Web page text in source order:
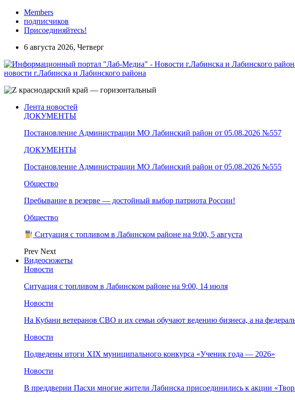
Members
подписчиков
Присоединяйтесь!
6 августа 2026, Четверг
новости г.Лабинска и Лабинского района
Лента новостей
ДОКУМЕНТЫ
Постановление Администрации МО Лабинский район от 05.08.2026 №557
ДОКУМЕНТЫ
Постановление Администрации МО Лабинский район от 05.08.2026 №555
Общество
Пребывание в резерве — достойный выбор патриота России!
Общество
Ситуация с топливом в Лабинском районе на 9:00, 5 августа
Prev Next
Видеосюжеты
Новости
Ситуация с топливом в Лабинском районе на 9:00, 14 июля
Новости
На Кубани ветеранов СВО и их семьи обучают ведению бизнеса, а на
Новости
Подведены итоги XIX муниципального конкурса «Ученик года — 2026»
Новости
В преддверии Пасхи многие жители Лабинска присоединились к акции